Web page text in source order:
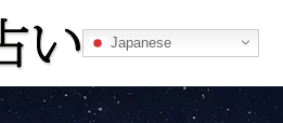
Japanese